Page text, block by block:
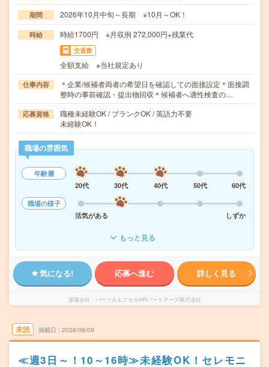
期間 2026年10月中旬～長期 ※10月～OK！
時給 時給1700円 ※月収例 272,000円+残業代
交通費
全額支給 ※当社規定あり
仕事内容
＊企業/候補者両者の希望日を確認しての面接設定＊面接調
整時の事前確認・提出物回収＊候補者へ適性検査の…
応募資格
職種未経験OK / ブランクOK / 英語力不要
未経験OK！
職場の雰囲気
年齢層
20代
30代 40代 50代
60代
職場の様子
活気がある
しずか
もっと見る
気になる! 応募へ進む 詳しく見る
派遣会社 パーソルエクセルHRパートナーズ株式会社
未読 掲載日 2026/08/09
≪週3日～！10～16時≫未経験OK！セレモニ